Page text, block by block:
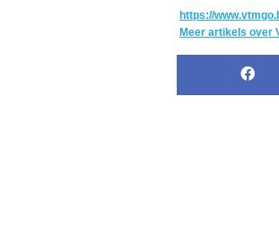
https://
Meer artikels over